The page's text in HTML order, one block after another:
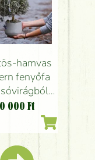
hamvas
fenyőfa
(100cm)
000 Ft